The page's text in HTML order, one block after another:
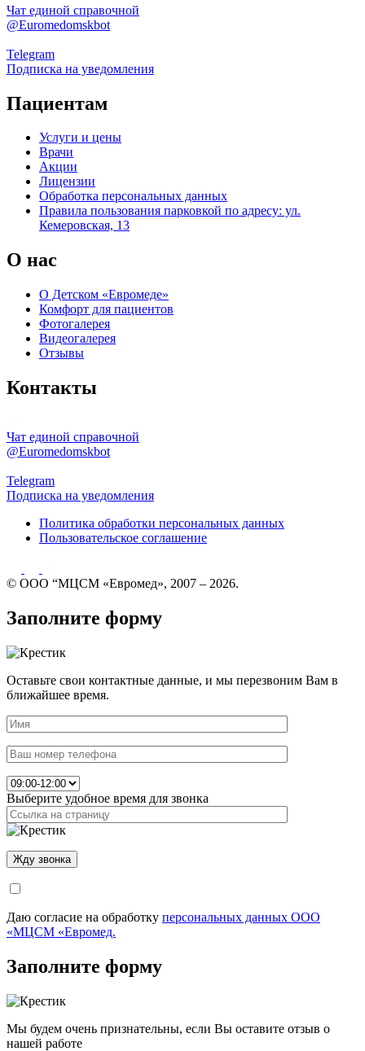
Чат единой справочной
@Euromedomskbot
Telegram
Подписка на уведомления
Пациентам
Услуги и цены
Врачи
Акции
Лицензии
Обработка персональных данных
Правила пользования парковкой по адресу: ул.
Кемеровская, 13
О нас
О Детском «Евромеде»
Комфорт для пациентов
Фотогалерея
Видеогалерея
Отзывы
Контакты
Чат единой справочной
@Euromedomskbot
Telegram
Подписка на уведомления
Политика обработки персональных данных
Пользовательское соглашение
© ООО “МЦСМ «Евромед», 2007 – 2026.
Заполните форму
Оставьте свои контактные данные, и мы перезвоним Вам в
ближайшее время.
Выберите удобное время для звонка
Даю согласие на обработку персональных данных ООО
«МЦСМ «Евромед.
Заполните форму
Мы будем очень признательны, если Вы оставите отзыв о
нашей работе